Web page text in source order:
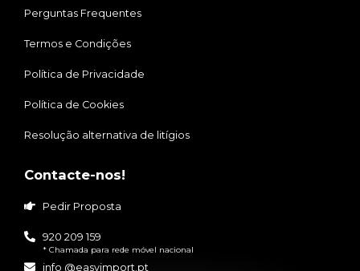
Perguntas Frequentes
Termos e Condições
Política de Privacidade
Política de Cookies
Resolução alternativa de litígios
Contacte-nos!
Pedir Proposta
920 209 159
* Chamada para rede móvel nacional
info @easyimport.pt